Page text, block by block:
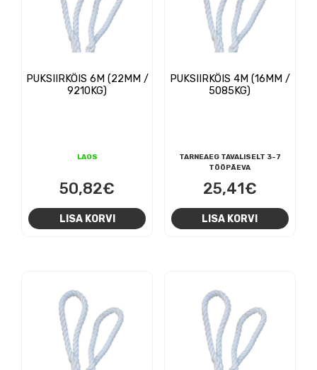
PUKSIIRKÖIS 6M (22MM /
9210KG)
LAOS
50,82€
LISA KORVI
PUKSIIRKÖIS 4M (16MM /
5085KG)
TARNEAEG TAVALISELT 3-7
TÖÖPÄEVA
25,41€
LISA KORVI